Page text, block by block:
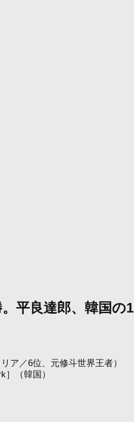
平良達郎、韓国
ア／6位、元修斗世界王者）
（韓国）